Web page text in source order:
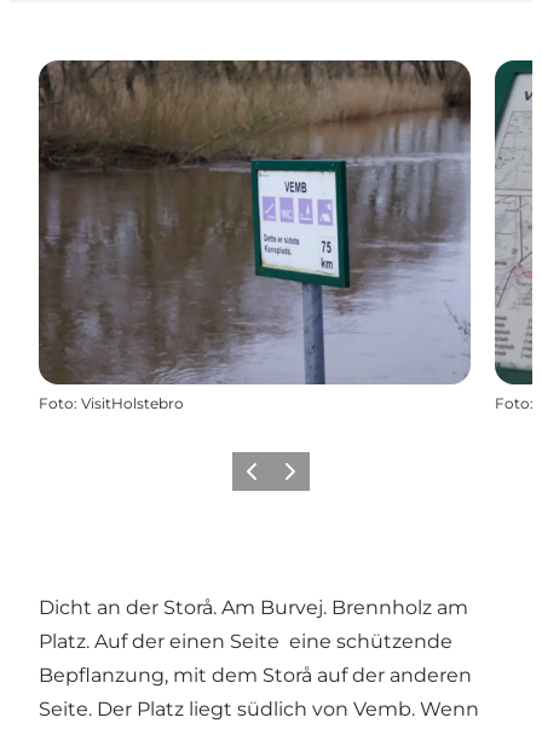
Foto: VisitHolstebro Foto:
ZurückWeiter
Dicht an der Storå. Am Burvej. Brennholz am
Platz. Auf der einen Seite eine schützende
Bepflanzung, mit dem Storå auf der anderen
Seite. Der Platz liegt südlich von Vemb. Wenn